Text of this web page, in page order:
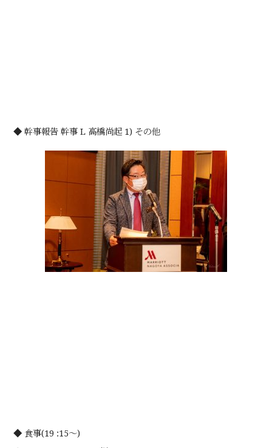
◆ 幹事報告 幹事 L 高橋尚起 1) その他
◆ 食事(19 :15～)